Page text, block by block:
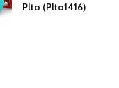
Plto (Plto1416)